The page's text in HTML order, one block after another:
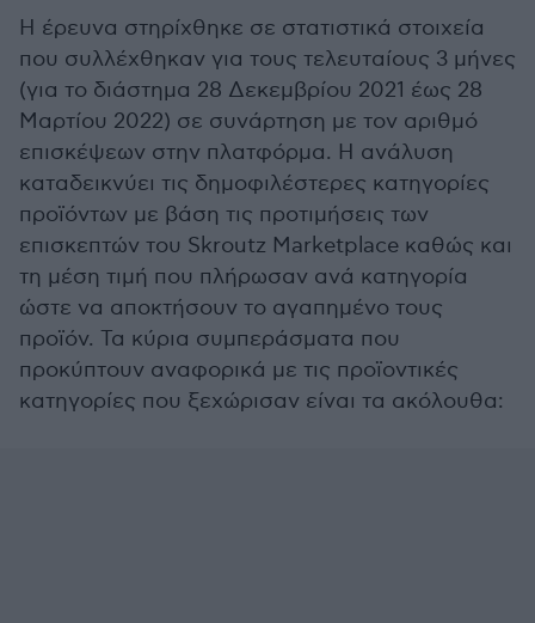
Η έρευνα στηρίχθηκε σε στατιστικά στοιχεία
που συλλέχθηκαν για τους τελευταίους 3 μήνες
(για το διάστημα 28 Δεκεμβρίου 2021 έως 28
Μαρτίου 2022) σε συνάρτηση με τον αριθμό
επισκέψεων στην πλατφόρμα. Η ανάλυση
καταδεικνύει τις δημοφιλέστερες κατηγορίες
προϊόντων με βάση τις προτιμήσεις των
επισκεπτών του Skroutz Marketplace καθώς και
τη μέση τιμή που πλήρωσαν ανά κατηγορία
ώστε να αποκτήσουν το αγαπημένο τους
προϊόν. Τα κύρια συμπεράσματα που
προκύπτουν αναφορικά με τις προϊοντικές
κατηγορίες που ξεχώρισαν είναι τα ακόλουθα: